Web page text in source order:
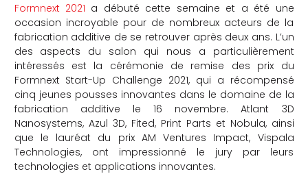
Formnext 2021 a débuté cette semaine et a été une
occasion incroyable pour de nombreux acteurs de la
fabrication additive de se retrouver après deux ans. L’un
des aspects du salon qui nous a particulièrement
intéressés est la cérémonie de remise des prix du
Formnext Start-Up Challenge 2021, qui a récompensé
cinq jeunes pousses innovantes dans le domaine de la
fabrication additive le 16 novembre. Atlant 3D
Nanosystems, Azul 3D, Fited, Print Parts et Nobula, ainsi
que le lauréat du prix AM Ventures Impact, Vispala
Technologies, ont impressionné le jury par leurs
technologies et applications innovantes.